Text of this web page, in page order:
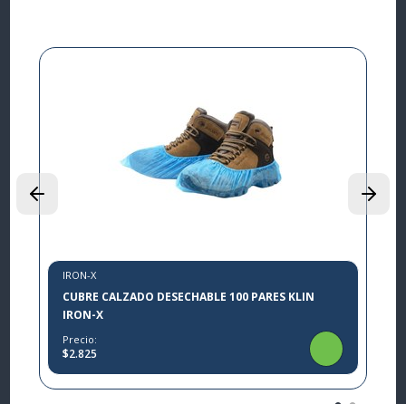
IRON-X
CUBRE CALZADO DESECHABLE 100 PARES KLIN
IRON-X
Precio:
$2.825